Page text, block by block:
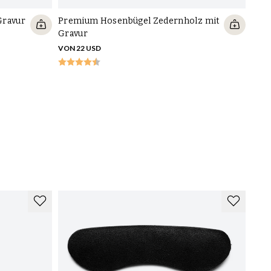
Premium Hosenbügel Zedernholz mit
Gravur
VON 22 USD